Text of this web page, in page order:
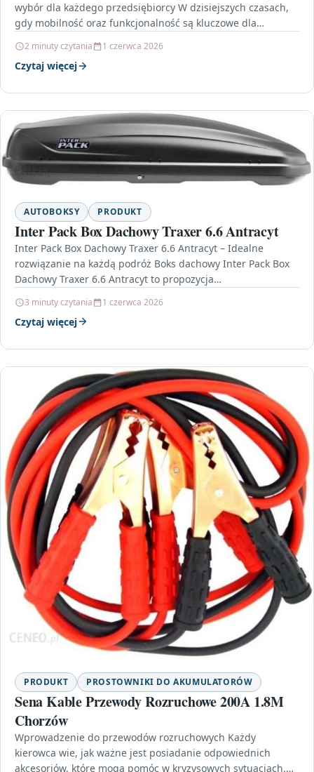
wybór dla każdego przedsiębiorcy W dzisiejszych czasach,
gdy mobilność oraz funkcjonalność są kluczowe dla
2 minuty czytania 1 czerwca 2026
Czytaj więcej
AUTOBOKSY PRODUKT
Inter Pack Box Dachowy Traxer 6.6 Antracyt
Inter Pack Box Dachowy Traxer 6.6 Antracyt – Idealne
rozwiązanie na każdą podróż Boks dachowy Inter Pack Box
Dachowy Traxer 6.6 Antracyt to propozycja…
3 minuty czytania 1 czerwca 2026
Czytaj więcej
PRODUKT PROSTOWNIKI DO AKUMULATORÓW
Sena Kable Przewody Rozruchowe 200A 1.8M
Chorzów
Wprowadzenie do przewodów rozruchowych Każdy
kierowca wie, jak ważne jest posiadanie odpowiednich
akcesoriów, które mogą pomóc w kryzysowych sytuacjach.